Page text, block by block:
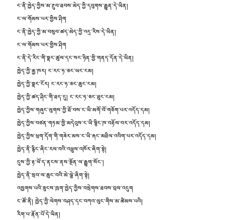
ང་ནི་ཁྱེད་ཀྱིས་མ་རྔུབ་ཐབས་མེད་ཀྱི་དབུགས་རྒྱུན་དེ་ཡིན།
ང་ལ་གོམས་པར་གྱིས་ཤིག
ང་ནི་ཁྱེད་ཀྱི་མ་བསུབ་ཚད་མེད་ཀྱི་འདྲ་རིས་དེ་ཡིན།
ང་ལ་གོམས་པར་གྱིས་ཤིག
ང་ནི་དེ་རིང་གི་སྣང་ཚུལ་དང་སང་ཉིན་གྱི་གནད་དོན་དེ་ཡིན།
ཁྱེད་ཀྱི་རྒྱ་ཁར། ང་རང་ཧ་ཅང་ཡང་ངམ།
ཁྱེད་ཀྱི་སྣང་ངོར། ང་རང་ཧ་ཅང་ཆུང་ངམ།
ཁྱེད་ཀྱི་ཚད་ཤིང་གི་ཐད་དུ། ང་རང་ཧ་ཅང་ཐུང་ངམ།
ཁྱེད་ཀྱིས་གཞུང་ལུགས་ཀྱི་ཐོ་བས་ང་ཡི་མགོ་བོ་གཅོག་པར་འདོད་དམ།
ཁྱེད་ཀྱིས་བཙན་གཏམ་གྱི་མདེའུས་ང་ཡི་སྙིང་ཁ་བརྟོལ་བར་འདོད་དམ།
ཁྱེད་ཀྱིས་ཕྲག་དོག་གི་གཟེར་མས་ང་ཡི་རྐང་མཐིལ་འབིག་པར་འདོད་དམ།
ཁྱེད་ནི་རྙིང་ཞིང་རལ་བའི་འཕྲུལ་འཁོར་ཞིག་སྟེ།
དུས་ཀྱི་རྟ་ཕོ་ད་ནངས་ནས་སྔོན་ལ་རྒྱུག་སོང་།
ཁྱེད་ནི་སྲབ་ལ་ཆུང་བའི་མེ་ལྕེ་ཞིག་སྟེ།
འཁྱགས་པའི་ཟུངས་ཁྲག་ཁྱེད་ཀྱིས་བསྲེགས་ཐབས་བྲལ་འདུག
ང་ཚོ་ནི། ཁྱེད་ཀྱི་ལེགས་བཤད་དང་བཀའ་ལུང་གིས་མ་ཚིམས་པའི།
རིག་པ་རྣོན་པོ་དེ་ཡིན།